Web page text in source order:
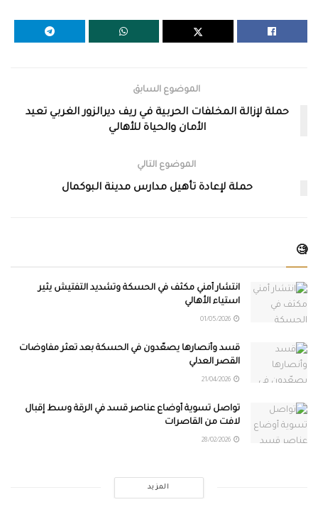
الموضوع السابق
حملة لإزالة المخلفات الحربية في ريف ديرالزور الغربي تعيد
الأمان والحياة للأهالي
الموضوع التالي
حملة لإعادة تأهيل مدارس مدينة البوكمال
🧐
انتشار أمني مكثف في الحسكة وتشديد التفتيش يثير
استياء الأهالي
قسد وأنصارها يصعّدون في الحسكة بعد تعثر مفاوضات
القصر العدلي
تواصل تسوية أوضاع عناصر قسد في الرقة وسط إقبال
لافت من القاصرات
المزيد